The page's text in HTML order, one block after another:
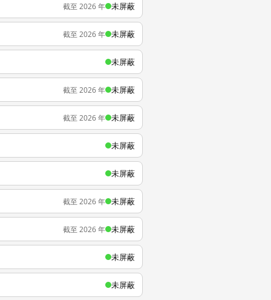
截至 2026 年 未屏蔽
截至 2026 年 未屏蔽
未屏蔽
截至 2026 年 未屏蔽
截至 2026 年 未屏蔽
未屏蔽
未屏蔽
截至 2026 年 未屏蔽
截至 2026 年 未屏蔽
未屏蔽
未屏蔽